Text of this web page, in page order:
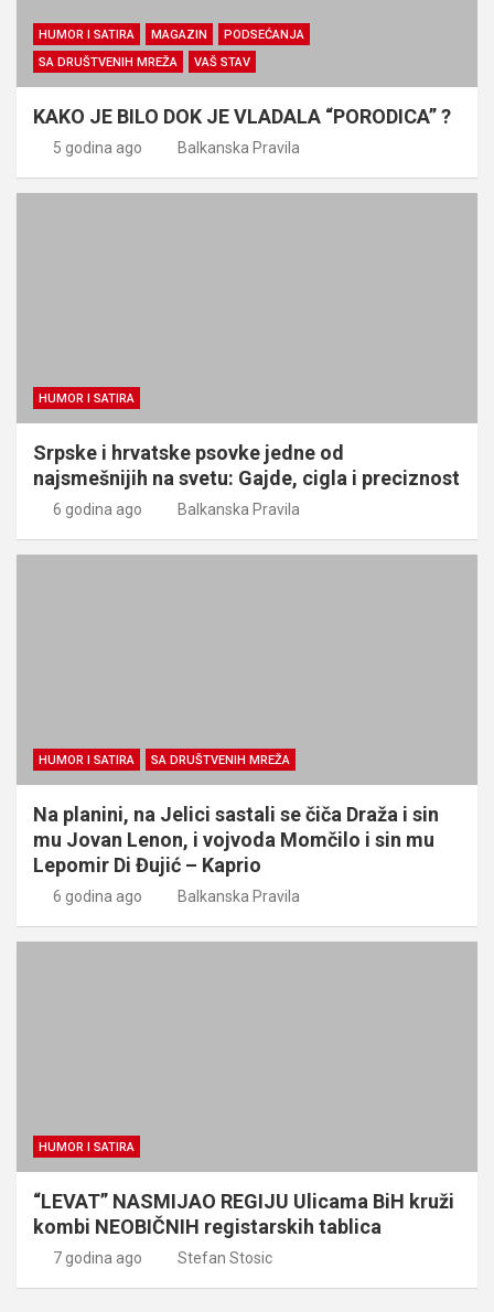
HUMOR I SATIRA MAGAZIN
PODSEĆANJA
SA DRUŠTVENIH MREŽA
VAŠ STAV
KAKO JE BILO DOK JE VLADALA “PORODICA” ?
5 godina ago Balkanska Pravila
HUMOR I SATIRA
Srpske i hrvatske psovke jedne od
najsmešnijih na svetu: Gajde, cigla i preciznost
6 godina ago Balkanska Pravila
HUMOR I SATIRA SA DRUŠTVENIH MREŽA
Na planini, na Jelici sastali se čiča Draža i sin
mu Jovan Lenon, i vojvoda Momčilo i sin mu
Lepomir Di Đujić – Kaprio
6 godina ago Balkanska Pravila
HUMOR I SATIRA
“LEVAT” NASMIJAO REGIJU Ulicama BiH kruži
kombi NEOBIČNIH registarskih tablica
7 godina ago Stefan Stosic